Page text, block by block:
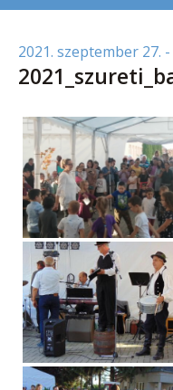
2021. szeptember 27.